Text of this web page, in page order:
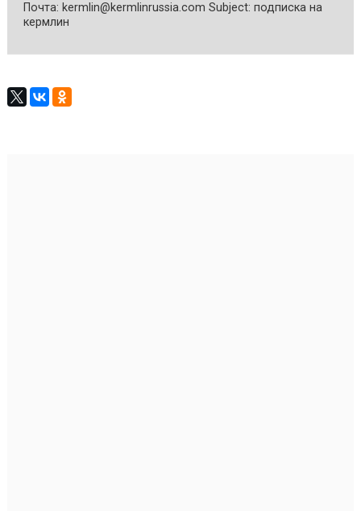
Почта: kermlin@kermlinrussia.com Subject: подписка на
кермлин